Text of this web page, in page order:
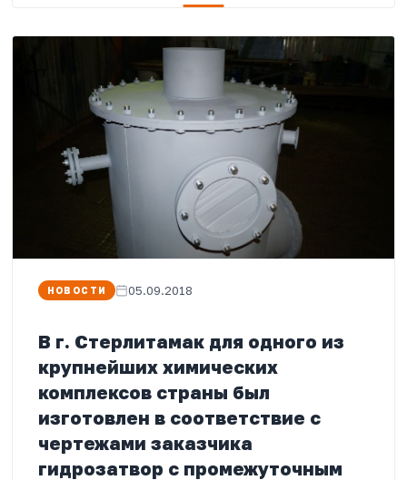
НОВОСТИ 05.09.2018
В г. Стерлитамак для одного из
крупнейших химических
комплексов страны был
изготовлен в соответствие с
чертежами заказчика
гидрозатвор с промежуточным